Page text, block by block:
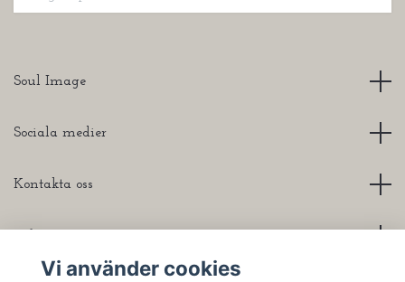
Soul Image
Sociala medier
Kontakta oss
Vi använder cookies